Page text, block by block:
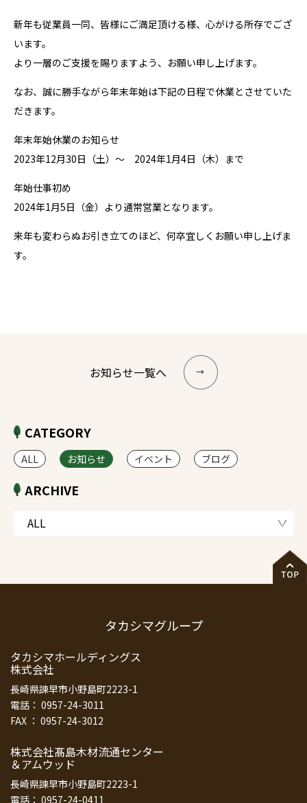
CATEGORY
ALL お知らせ イベント ブログ
ARCHIVE
新年も従業員一同、皆様にご満足頂ける様、心がける所存でござ
います。
より一層のご支援を賜りますよう、お願い申し上げます。
なお、誠に勝手ながら年末年始は下記の日程で休業とさせていた
だきます。
年末年始休業のお知らせ
2023年12月30日（土）～ 2024年1月4日（木）まで
年始仕事初め
2024年1月5日（金）より通常営業となります。
来年も変わらぬお引き立てのほど、何卒宜しくお願い申し上げま
す。
お知らせ一覧へ
タカシマグループ
タカシマホールディングス
株式会社
長崎県諫早市小野島町2223-1
電話： 0957-24-3011
FAX ： 0957-24-3012
株式会社髙島木材流通センター
＆アムウッド
長崎県諫早市小野島町2223-1
電話： 0957-24-0411